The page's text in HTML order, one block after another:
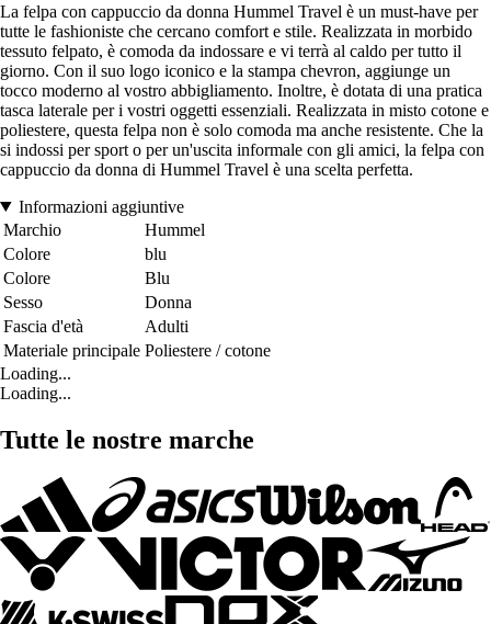
La felpa con cappuccio da donna Hummel Travel è un must-have per
tutte le fashioniste che cercano comfort e stile. Realizzata in morbido
tessuto felpato, è comoda da indossare e vi terrà al caldo per tutto il
giorno. Con il suo logo iconico e la stampa chevron, aggiunge un
tocco moderno al vostro abbigliamento. Inoltre, è dotata di una pratica
tasca laterale per i vostri oggetti essenziali. Realizzata in misto cotone e
poliestere, questa felpa non è solo comoda ma anche resistente. Che la
si indossi per sport o per un'uscita informale con gli amici, la felpa con
cappuccio da donna di Hummel Travel è una scelta perfetta.
Informazioni aggiuntive
Marchio
Hummel
Colore
blu
Colore
Blu
Sesso
Donna
Fascia d'età
Adulti
Materiale principale Poliestere / cotone
Loading...
Loading...
Tutte le nostre marche